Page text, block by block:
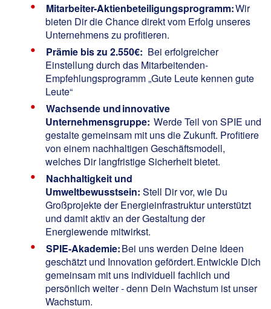
Mitarbeiter-Aktienbeteiligungsprogramm:Wir
bieten Dir die Chance direkt vom Erfolg unseres
Unternehmens zu profitieren.
Prämie bis zu 2.550€: Bei erfolgreicher
Einstellung durch das Mitarbeitenden-
Empfehlungsprogramm „Gute Leute kennen gute
Leute“
Wachsende und innovative
Unternehmensgruppe: Werde Teil von SPIE und
gestalte gemeinsam mit uns die Zukunft. Profitiere
von einem nachhaltigen Geschäftsmodell,
welches Dir langfristige Sicherheit bietet.
Nachhaltigkeit und
Umweltbewusstsein: Stell Dir vor, wie Du
Großprojekte der Energieinfrastruktur unterstützt
und damit aktiv an der Gestaltung der
Energiewende mitwirkst.
SPIE-Akademie:Bei uns werden Deine Ideen
geschätzt und Innovation gefördert. Entwickle Dich
gemeinsam mit uns individuell fachlich und
persönlich weiter - denn Dein Wachstum ist unser
Wachstum.